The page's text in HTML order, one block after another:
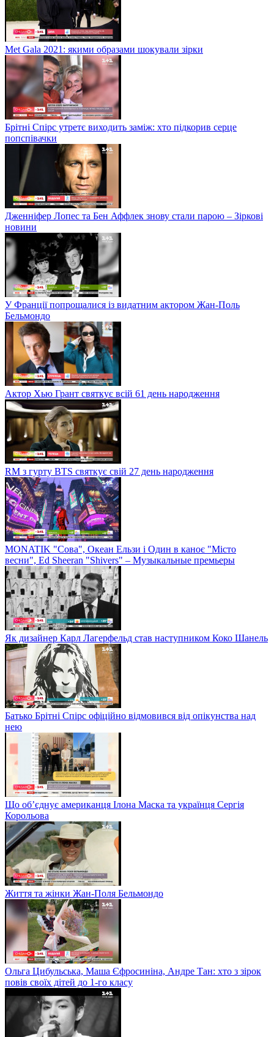
Met Gala 2021: якими образами шокували зірки
Брітні Спірс утретє виходить заміж: хто підкорив серце
попспівачки
Дженніфер Лопес та Бен Аффлек знову стали парою – Зіркові
новини
У Франції попрощалися із видатним актором Жан-Поль
Бельмондо
Актор Хью Грант святкує всій 61 день народження
RM з гурту BTS святкує свій 27 день народження
MONATIK "Сова", Океан Ельзи і Один в каноє "Місто
весни", Ed Sheeran "Shivers" – Музыкальные премьеры
Як дизайнер Карл Лагерфельд став наступником Коко Шанель
Батько Брітні Спірс офіційно відмовився від опікунства над
нею
Що об’єднує американця Ілона Маска та українця Сергія
Корольова
Життя та жінки Жан-Поля Бельмондо
Ольга Цибульська, Маша Єфросиніна, Андре Тан: хто з зірок
повів своїх дітей до 1-го класу